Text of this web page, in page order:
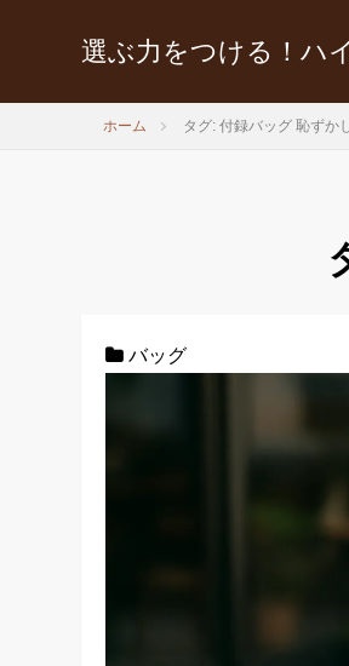
選ぶ力をつける！ハ
ホーム タグ: 付録バッグ 恥ずか
バッグ